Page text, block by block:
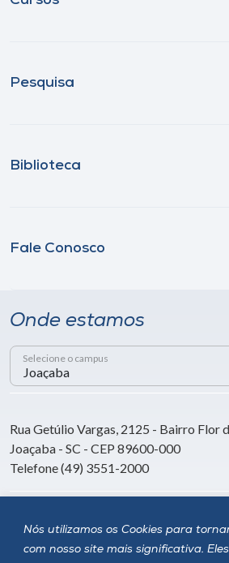
Nós utilizamos os Cookies para
com nosso site mais significativa.
Pesquisa
Biblioteca
Fale Conosco
Onde estamos
Selecione o campus
Rua Getúlio Vargas, 2125 - Bairro Flor
Joaçaba - SC - CEP 89600-000
Telefone (49) 3551-2000
Siga a Unoesc